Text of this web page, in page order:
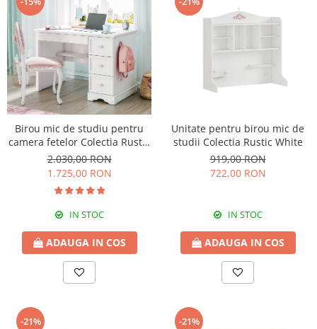
Birou mic de studiu pentru
camera fetelor Colectia Rustic
White 108x75x62 cm
2.030,00 RON
1.725,00 RON
IN STOC
ADAUGA IN COS
Unitate pentru birou mic de
studii Colectia Rustic White
919,00 RON
722,00 RON
IN STOC
ADAUGA IN COS
-21% -21%